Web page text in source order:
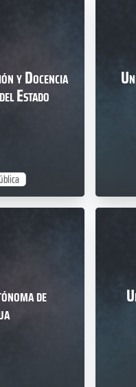
y Docencia
Estado
de